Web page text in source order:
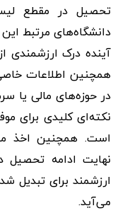
تحصیل در مقطع
دانشگاه‌های مرتبط
آینده درک ارزشمندی
همچنین اطلاعات
در حوزه‌های مالی یا
نکته‌ای کلیدی برای
است. همچنین اخذ
نهایت ادامه
ارزشمند برای
می‌آید.